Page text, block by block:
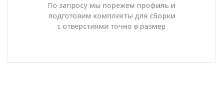
По запросу мы порежем профиль и
подготовим комплекты для сборки
с отверстиями точно в размер